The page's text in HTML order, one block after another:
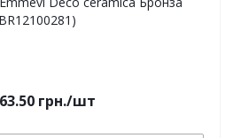
грн./шт